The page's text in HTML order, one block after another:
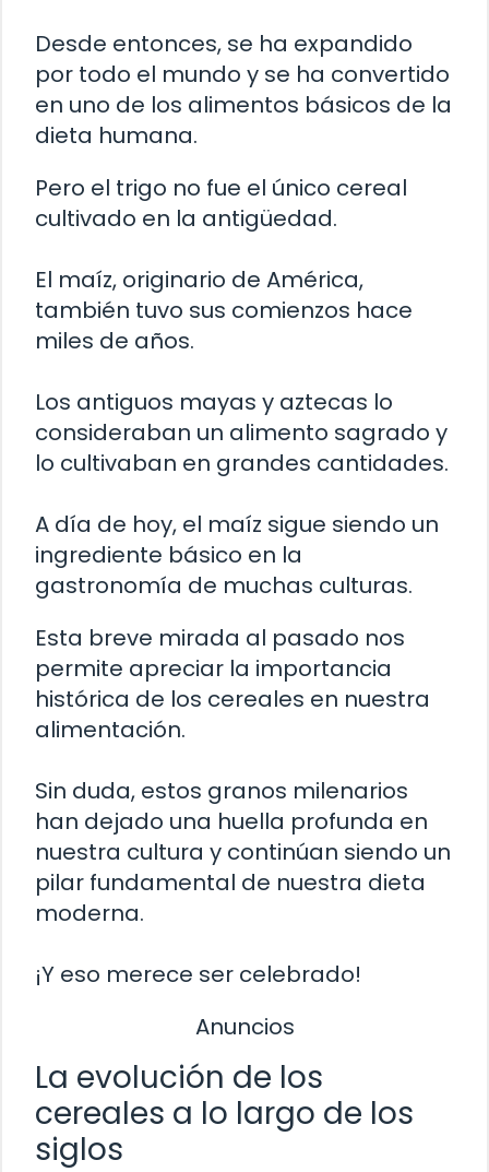
Desde entonces, se ha expandido
por todo el mundo y se ha convertido
en uno de los alimentos básicos de la
dieta humana.
Pero el trigo no fue el único cereal
cultivado en la antigüedad.
El maíz, originario de América,
también tuvo sus comienzos hace
miles de años.
Los antiguos mayas y aztecas lo
consideraban un alimento sagrado y
lo cultivaban en grandes cantidades.
A día de hoy, el maíz sigue siendo un
ingrediente básico en la
gastronomía de muchas culturas.
Esta breve mirada al pasado nos
permite apreciar la importancia
histórica de los cereales en nuestra
alimentación.
Sin duda, estos granos milenarios
han dejado una huella profunda en
nuestra cultura y continúan siendo un
pilar fundamental de nuestra dieta
moderna.
¡Y eso merece ser celebrado!
Anuncios
La evolución de los
cereales a lo largo de los
siglos